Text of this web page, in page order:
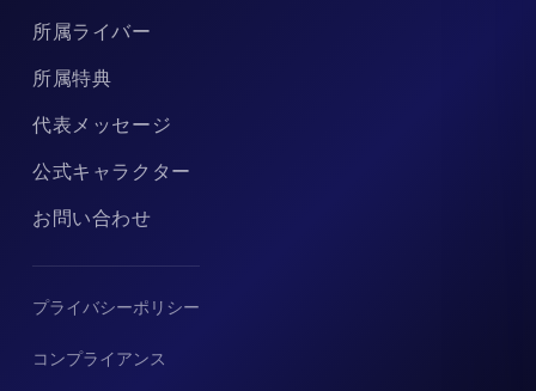
所属ライバー
所属特典
代表メッセージ
公式キャラクター
お問い合わせ
プライバシーポリシー
コンプライアンス